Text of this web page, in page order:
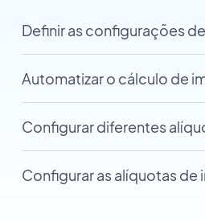
Definir as configurações
Automatizar o cálculo de
Configurar diferentes
Configurar as alíquotas